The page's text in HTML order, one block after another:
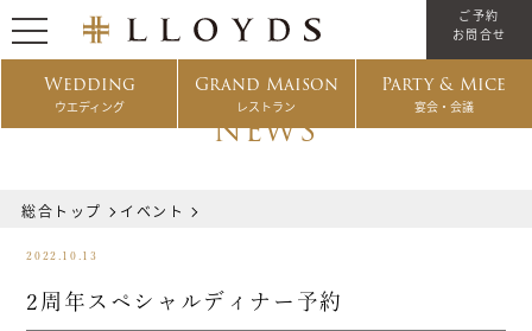
Wedding
ウエディング
Grand Maison
レストラン
Party & Mice
宴会・会議
ご予約
お問合せ
NEWS
総合トップ イベント
2022.10.13
2周年スペシャルディナー予約